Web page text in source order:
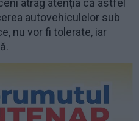
atrag atenția că astfel
autovehiculelor sub
nu vor fi tolerate, iar